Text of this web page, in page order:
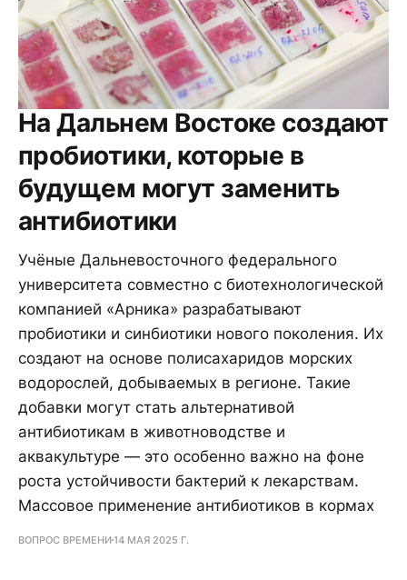
На Дальнем Востоке создают
пробиотики, которые в
будущем могут заменить
антибиотики
Учёные Дальневосточного федерального
университета совместно с биотехнологической
компанией «Арника» разрабатывают
пробиотики и синбиотики нового поколения. Их
создают на основе полисахаридов морских
водорослей, добываемых в регионе. Такие
добавки могут стать альтернативой
антибиотикам в животноводстве и
аквакультуре — это особенно важно на фоне
роста устойчивости бактерий к лекарствам.
Массовое применение антибиотиков в кормах
ВОПРОС ВРЕМЕНИ14 МАЯ 2025 Г.